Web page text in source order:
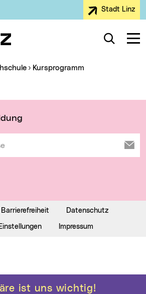
ist uns wichtig!
Stadt Linz
Suche
Kursprogramm
Barrierefreiheit Datenschutz
Impressum